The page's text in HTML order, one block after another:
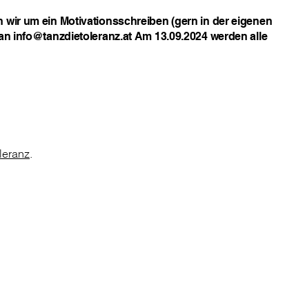
um ein Motivationsschreiben (gern in der eigenen
info@tanzdietoleranz.at Am 13.09.2024 werden alle
.